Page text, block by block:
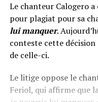
Le chanteur Calogero
pour plagiat pour sa
lui manquer.
conteste cette
de celle-ci.
Le litige oppose le
Feriol, qui affirme que